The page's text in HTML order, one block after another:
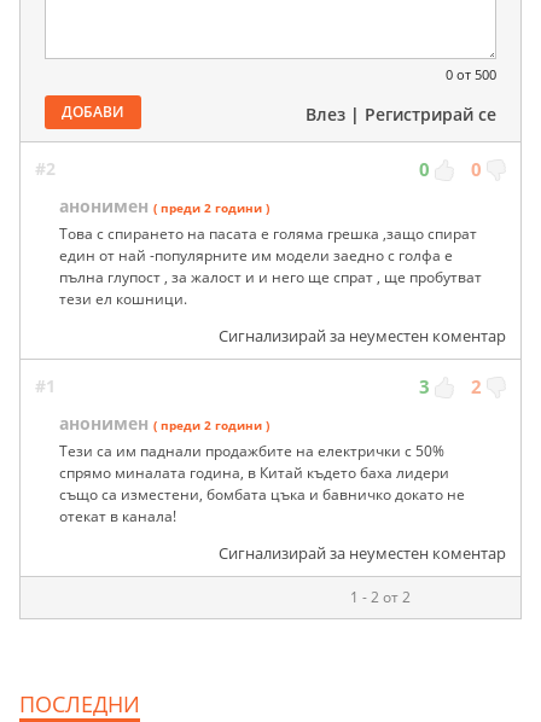
0 от 500
ДОБАВИ Влез | Регистрирай се
#2 0 0
анонимен ( преди 2 години )
Това с спирането на пасата е голяма грешка ,защо спират
един от най -популярните им модели заедно с голфа е
пълна глупост , за жалост и и него ще спрат , ще пробутват
тези ел кошници.
Сигнализирай за неуместен коментар
#1 3 2
анонимен ( преди 2 години )
Тези са им паднали продажбите на електрички с 50%
спрямо миналата година, в Китай където баха лидери
също са изместени, бомбата цъка и бавничко докато не
отекат в канала!
Сигнализирай за неуместен коментар
1 - 2 от 2
ПОСЛЕДНИ